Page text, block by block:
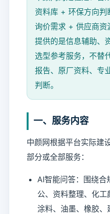
资料库 + 环保方向
询价需求 + 供应商资
提供的是信息辅助、
选型参考服务，不替
报告、原厂资料、专
判断。
一、服务内容
中颜网根据平台实际建
部分或全部服务：
AI智能问答：围绕合
公、资料整理、化工
涂料、油墨、橡胶、